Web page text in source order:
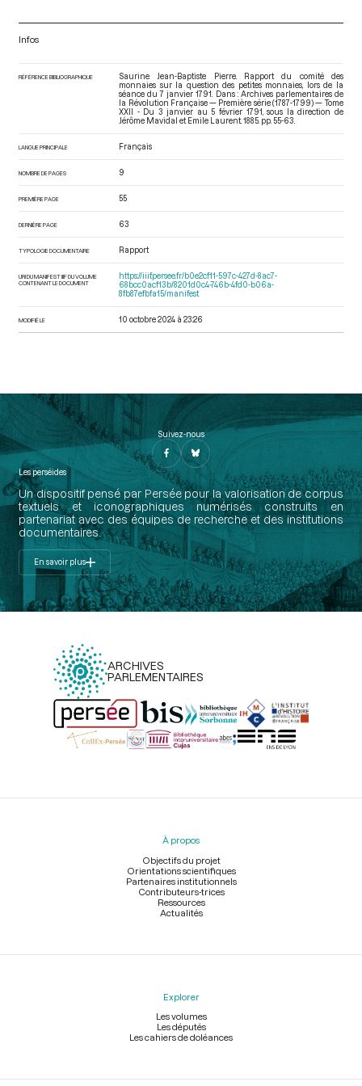
Infos
RÉFÉRENCE BIBLIOGRAPHIQUE
Saurine Jean-Baptiste Pierre. Rapport du comité des
monnaies sur la question des petites monnaies, lors de la
séance du 7 janvier 1791. Dans : Archives parlementaires de
la Révolution Française — Première série (1787-1799) — Tome
XXII - Du 3 janvier au 5 février 1791
, sous la direction de
Jérôme Mavidal et Emile Laurent. 1885. pp. 55-63.
LANGUE PRINCIPALE Français
NOMBRE DE PAGES 9
PREMIÈRE PAGE 55
DERNIÈRE PAGE 63
TYPOLOGIE DOCUMENTAIRE Rapport
URI DU MANIFEST IIIF DU VOLUME
CONTENANT LE DOCUMENT
https://iiif.persee.fr/b0e2cf11-597c-427d-8ac7-
68bcc0acf13b/8201d0c4-746b-4fd0-b06a-
8fb87efbfa15/manifest
MODIFIÉ LE 10 octobre 2024 à 23:26
Suivez-nous
Les perséides
Un dispositif pensé par Persée pour la valorisation de corpus
textuels et iconographiques numérisés construits en
partenariat avec des équipes de recherche et des institutions
documentaires.
En savoir plus
ARCHIVES
PARLEMENTAIRES
Menu
À propos
Objectifs du projet
Orientations scientifiques
Partenaires institutionnels
Contributeurs-trices
Ressources
Actualités
Explorer
Les volumes
Les députés
Les cahiers de doléances